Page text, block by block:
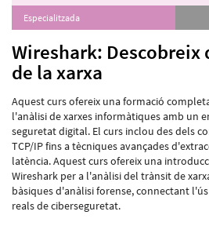
Especialitzada
Wireshark: Descobreix
de la xarxa
Aquest curs ofereix una formació
l'anàlisi de xarxes informàtiques amb un
seguretat digital. El curs inclou des dels
TCP/IP fins a tècniques avançades
latència. Aquest curs ofereix una
Wireshark per a l'anàlisi del trànsit de
bàsiques d'anàlisi forense, connectant
reals de ciberseguretat.